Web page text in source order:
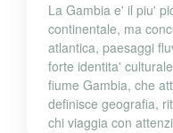
La Gambia e' il piu'
continentale, ma
atlantica, paesaggi
forte identita'
fiume Gambia, che
definisce geografia,
chi viaggia con